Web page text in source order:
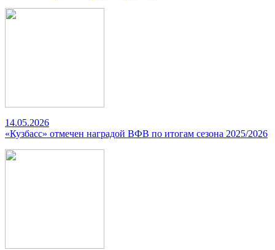
14.05.2026
«Кузбасс» отмечен наградой ВФВ по итогам сезона 2025/2026